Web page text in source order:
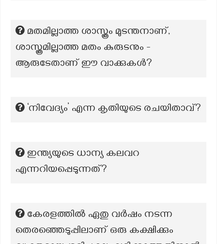
മതമില്ലാത്ത ശാസ്ത്രം മുടന്തനാണ്,
ശാസ്ത്രമില്ലാത്ത മതം കുരുടനും -
ആരുടേതാണ് ഈ വാക്കുകൾ?
‘നിവേദ്യം’ എന്ന കൃതിയുടെ രചയിതാവ്?
ഇന്ത്യയുടെ ധാന്യ കലവറ
എന്നറിയപ്പെടുന്നത്?
കേരളത്തിൽ ഏതു വർഷം നടന്ന
തെരഞ്ഞെടുപ്പിലാണ് ഒരു കക്ഷിക്കും